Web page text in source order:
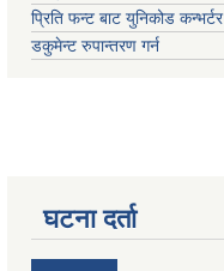
प्रिति फन्ट बाट युनिकोड कन्भर्टर
डकुमेन्ट रुपान्तरण गर्न
घटना दर्ता